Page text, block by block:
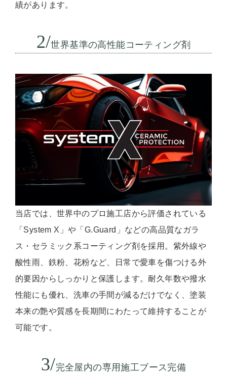
績があります。
2/世界基準の高性能コーティング剤
当店では、世界中のプロ施工店から評価されている
「System X」や「G.Guard」などの高品質なガラ
ス・セラミック系コーティング剤を採用。紫外線や
酸性雨、鉄粉、花粉など、日常で愛車を傷つける外
的要因からしっかりと保護します。耐久年数や撥水
性能にも優れ、洗車の手間が減るだけでなく、塗装
本来の艶や質感を長期間にわたって維持することが
可能です。
3/完全屋内の専用施工ブース完備